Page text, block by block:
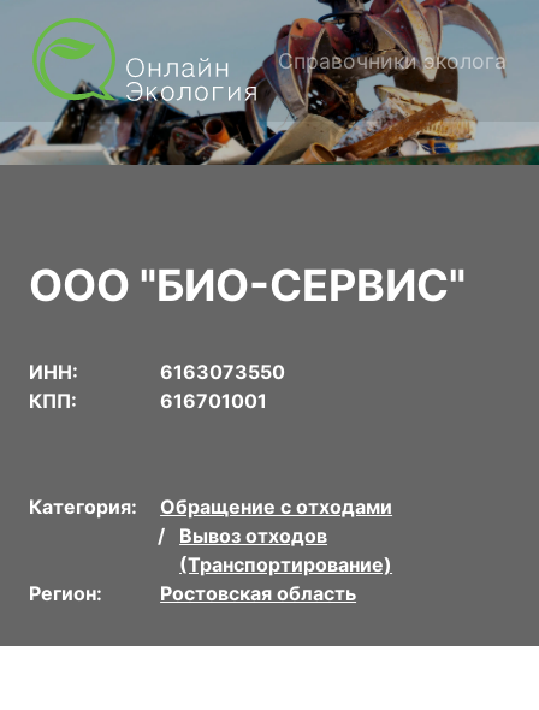
Справочники эколога
ООО "БИО-СЕРВИС"
ИНН:
6163073550
КПП:
616701001
Категория:
Обращение с отходами
Вывоз отходов
(Транспортирование)
Регион:
Ростовская область